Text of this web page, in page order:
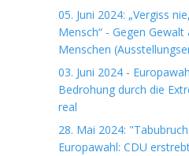
05. Juni 2024: „Vergiss
Mensch“ - Gegen
Menschen
03. Juni 2024 -
Bedrohung durch die
real
28. Mai 2024:
Europawahl: CDU